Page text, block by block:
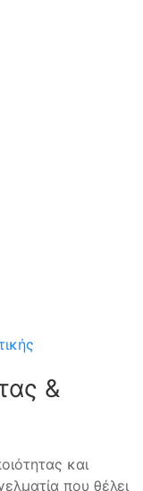
&
και
που θέλει